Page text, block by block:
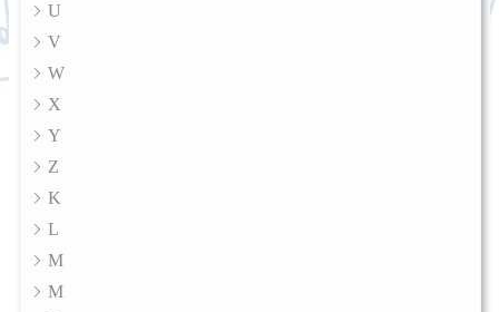
U
V
W
X
Y
Z
K
L
M
M